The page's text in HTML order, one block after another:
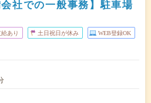
社での一般事務】駐車場
あり 土日祝日が休み WEB登録OK